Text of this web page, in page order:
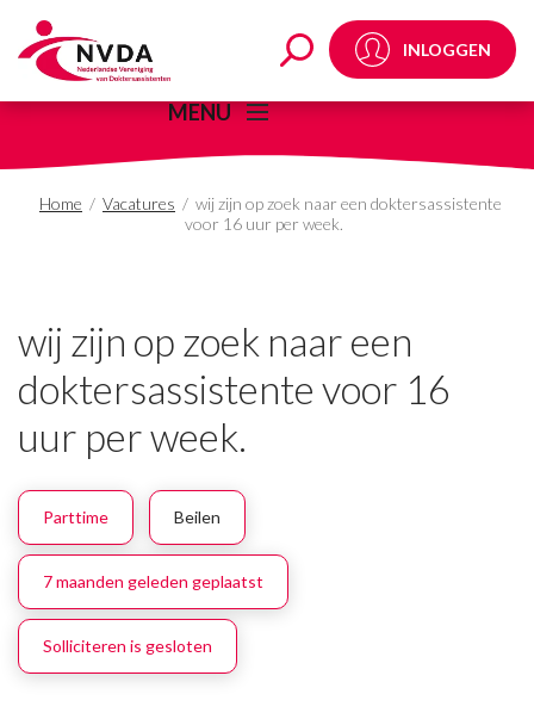
wij zijn op zoek naar
INLOGGEN
MENU
Home / Vacatures / wij zijn op zoek naar een doktersassistente
voor 16 uur per week.
wij zijn op zoek naar een
doktersassistente voor 16
uur per week.
Parttime Beilen
7 maanden geleden geplaatst
Solliciteren is gesloten